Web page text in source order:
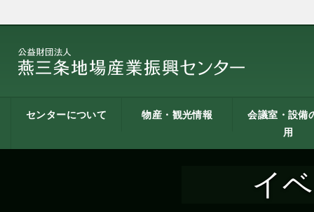
センターについて 物産・観光情報
会議室・設備
用
にあたって
イ